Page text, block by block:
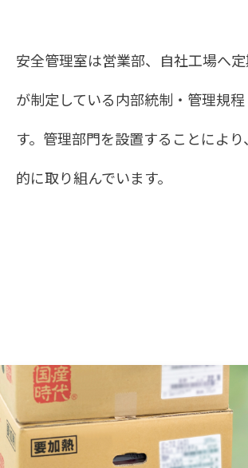
安全管理室は営業部、自社工場へ
が制定している内部統制・管理規
す。管理部門を設置することによ
的に取り組んでいます。